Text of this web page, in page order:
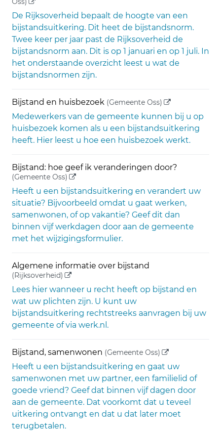
De Rijksoverheid bepaalt de hoogte van een
bijstandsuitkering. Dit heet de bijstandsnorm.
Twee keer per jaar past de Rijksoverheid de
bijstandsnorm aan. Dit is op 1 januari en op 1 juli. In
het onderstaande overzicht leest u wat de
bijstandsnormen zijn.
Bijstand en huisbezoek (Gemeente Oss) (externe link)
Medewerkers van de gemeente kunnen bij u op
huisbezoek komen als u een bijstandsuitkering
heeft. Hier leest u hoe een huisbezoek werkt.
Bijstand: hoe geef ik veranderingen door?
(Gemeente Oss) (externe link)
Heeft u een bijstandsuitkering en verandert uw
situatie? Bijvoorbeeld omdat u gaat werken,
samenwonen, of op vakantie? Geef dit dan
binnen vijf werkdagen door aan de gemeente
met het wijzigingsformulier.
Algemene informatie over bijstand
(Rijksoverheid) (externe link)
Lees hier wanneer u recht heeft op bijstand en
wat uw plichten zijn. U kunt uw
bijstandsuitkering rechtstreeks aanvragen bij uw
gemeente of via werk.nl.
Bijstand, samenwonen (Gemeente Oss) (externe link)
Heeft u een bijstandsuitkering en gaat uw
samenwonen met uw partner, een familielid of
goede vriend? Geef dat binnen vijf dagen door
aan de gemeente. Dat voorkomt dat u teveel
uitkering ontvangt en dat u dat later moet
terugbetalen.